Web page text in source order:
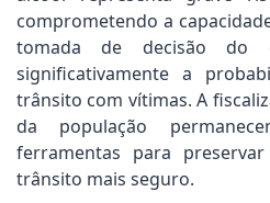
comprometendo a
tomada de decisão do
significativamente a
trânsito com vítimas. A
da população
ferramentas para
trânsito mais seguro.